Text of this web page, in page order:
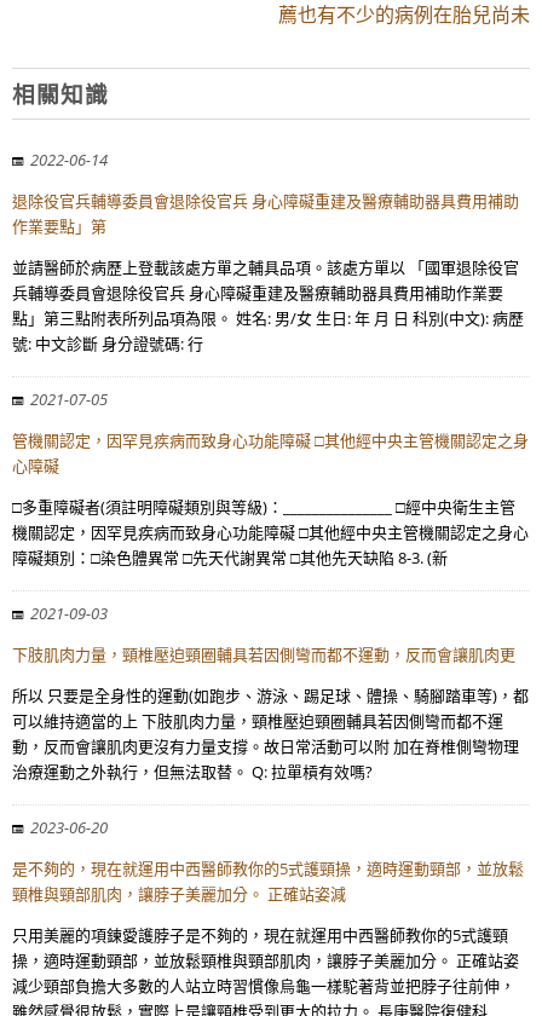
薦也有不少的病例在胎兒尚未
相關知識
2022-06-14
退除役官兵輔導委員會退除役官兵 身心障礙重建及醫療輔助器具費用補助
作業要點」第
並請醫師於病歷上登載該處方單之輔具品項。該處方單以 「國軍退除役官
兵輔導委員會退除役官兵 身心障礙重建及醫療輔助器具費用補助作業要
點」第三點附表所列品項為限。 姓名: 男/女 生日: 年 月 日 科別(中文): 病歷
號: 中文診斷 身分證號碼: 行
2021-07-05
管機關認定，因罕見疾病而致身心功能障礙 □其他經中央主管機關認定之身
心障礙
□多重障礙者(須註明障礙類別與等級)：_______________ □經中央衛生主管
機關認定，因罕見疾病而致身心功能障礙 □其他經中央主管機關認定之身心
障礙類別：□染色體異常 □先天代謝異常 □其他先天缺陷 8-3. (新
2021-09-03
下肢肌肉力量，頸椎壓迫頸圈輔具若因側彎而都不運動，反而會讓肌肉更
所以 只要是全身性的運動(如跑步、游泳、踢足球、體操、騎腳踏車等)，都
可以維持適當的上 下肢肌肉力量，頸椎壓迫頸圈輔具若因側彎而都不運
動，反而會讓肌肉更沒有力量支撐。故日常活動可以附 加在脊椎側彎物理
治療運動之外執行，但無法取替。 Q: 拉單槓有效嗎?
2023-06-20
是不夠的，現在就運用中西醫師教你的5式護頸操，適時運動頸部，並放鬆
頸椎與頸部肌肉，讓脖子美麗加分。 正確站姿減
只用美麗的項鍊愛護脖子是不夠的，現在就運用中西醫師教你的5式護頸
操，適時運動頸部，並放鬆頸椎與頸部肌肉，讓脖子美麗加分。 正確站姿
減少頸部負擔大多數的人站立時習慣像烏龜一樣駝著背並把脖子往前伸，
雖然感覺很放鬆，實際上是讓頸椎受到更大的拉力。 長庚醫院復健科